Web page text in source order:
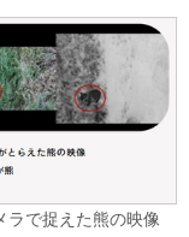
ラで捉えた熊の映像